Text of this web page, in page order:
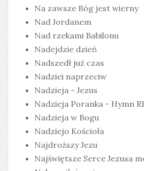
Na zawsze Bóg jest wierny
Nad Jordanem
Nad rzekami Babilonu
Nadejdzie dzień
Nadszedł już czas
Nadziei naprzeciw
Nadzieja - Jezus
Nadzieja Poranka - Hymn
Nadzieja w Bogu
Nadziejo Kościoła
Najdroższy Jezu
Najświętsze Serce Jezusa